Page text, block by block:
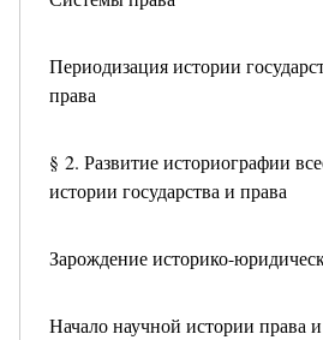
Периодизация истории
права
§ 2. Развитие историографии
истории государства и права
Зарождение историко-
Начало научной истории права и